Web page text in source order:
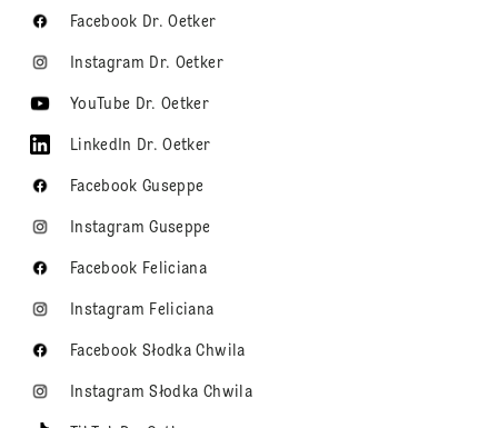
Facebook Dr. Oetker
Instagram Dr. Oetker
YouTube Dr. Oetker
LinkedIn Dr. Oetker
Facebook Guseppe
Instagram Guseppe
Facebook Feliciana
Instagram Feliciana
Facebook Słodka Chwila
Instagram Słodka Chwila